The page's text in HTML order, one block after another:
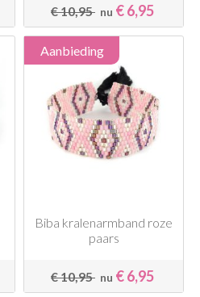
€ 10,95 nu € 6,95
Aanbieding
Biba kralenarmband roze
paars
€ 10,95 nu € 6,95